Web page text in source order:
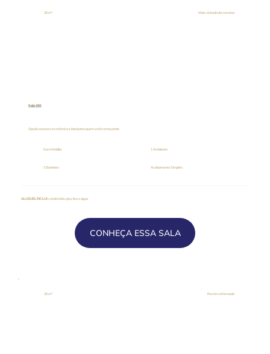
25 m² Mais visitada da semana
Sala 103
Opção enxuta e econômica • Ideal para quem está começando
Sem Mobília 1 Ambiente
1 Banheiro Acabamento Simples
ALUGUEL INCLUI: condomínio, iptu, lixo e água
CONHEÇA ESSA SALA
25 m² Recém reformada